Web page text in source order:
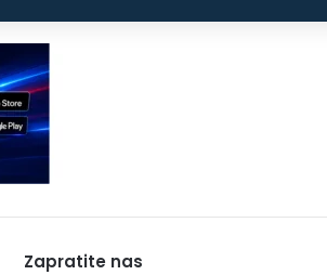
Zapratite nas